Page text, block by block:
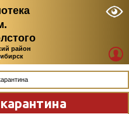
район